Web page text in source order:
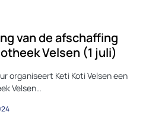
van de afschaffing
Velsen (1 juli)
organiseert Keti Koti Velsen een
Velsen…